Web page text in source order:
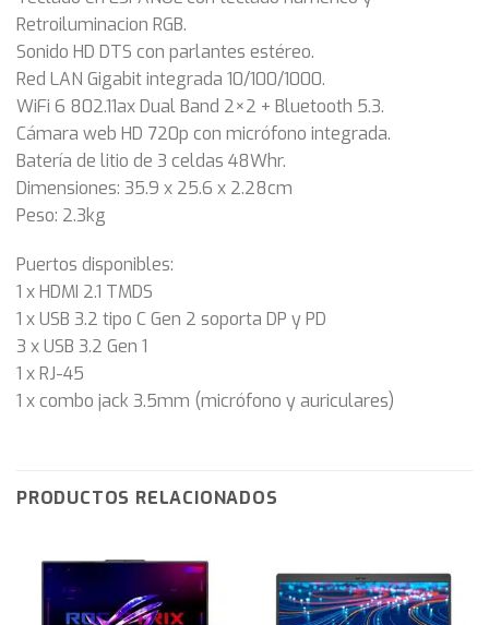
Retroiluminacion RGB.
Sonido HD DTS con parlantes estéreo.
Red LAN Gigabit integrada 10/100/1000.
WiFi 6 802.11ax Dual Band 2×2 + Bluetooth 5.3.
Cámara web HD 720p con micrófono integrada.
Batería de litio de 3 celdas 48Whr.
Dimensiones: 35.9 x 25.6 x 2.28cm
Peso: 2.3kg
Puertos disponibles:
1 x HDMI 2.1 TMDS
1 x USB 3.2 tipo C Gen 2 soporta DP y PD
3 x USB 3.2 Gen 1
1 x RJ-45
1 x combo jack 3.5mm (micrófono y auriculares)
PRODUCTOS RELACIONADOS